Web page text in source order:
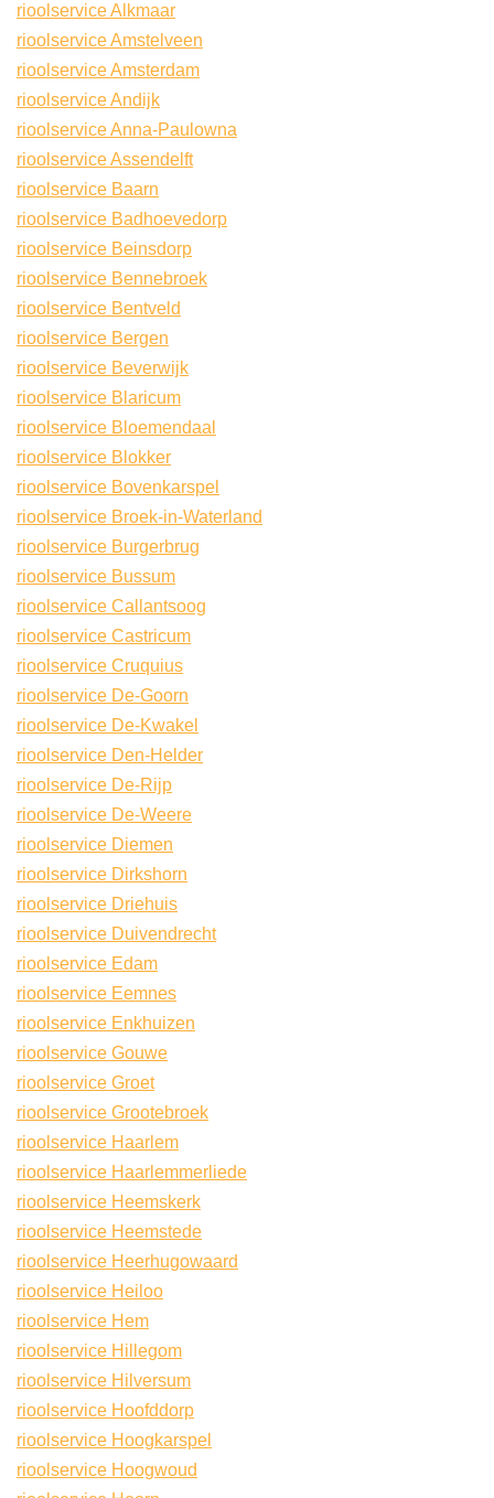
rioolservice Alkmaar
rioolservice Amstelveen
rioolservice Amsterdam
rioolservice Andijk
rioolservice Anna-Paulowna
rioolservice Assendelft
rioolservice Baarn
rioolservice Badhoevedorp
rioolservice Beinsdorp
rioolservice Bennebroek
rioolservice Bentveld
rioolservice Bergen
rioolservice Beverwijk
rioolservice Blaricum
rioolservice Bloemendaal
rioolservice Blokker
rioolservice Bovenkarspel
rioolservice Broek-in-Waterland
rioolservice Burgerbrug
rioolservice Bussum
rioolservice Callantsoog
rioolservice Castricum
rioolservice Cruquius
rioolservice De-Goorn
rioolservice De-Kwakel
rioolservice Den-Helder
rioolservice De-Rijp
rioolservice De-Weere
rioolservice Diemen
rioolservice Dirkshorn
rioolservice Driehuis
rioolservice Duivendrecht
rioolservice Edam
rioolservice Eemnes
rioolservice Enkhuizen
rioolservice Gouwe
rioolservice Groet
rioolservice Grootebroek
rioolservice Haarlem
rioolservice Haarlemmerliede
rioolservice Heemskerk
rioolservice Heemstede
rioolservice Heerhugowaard
rioolservice Heiloo
rioolservice Hem
rioolservice Hillegom
rioolservice Hilversum
rioolservice Hoofddorp
rioolservice Hoogkarspel
rioolservice Hoogwoud